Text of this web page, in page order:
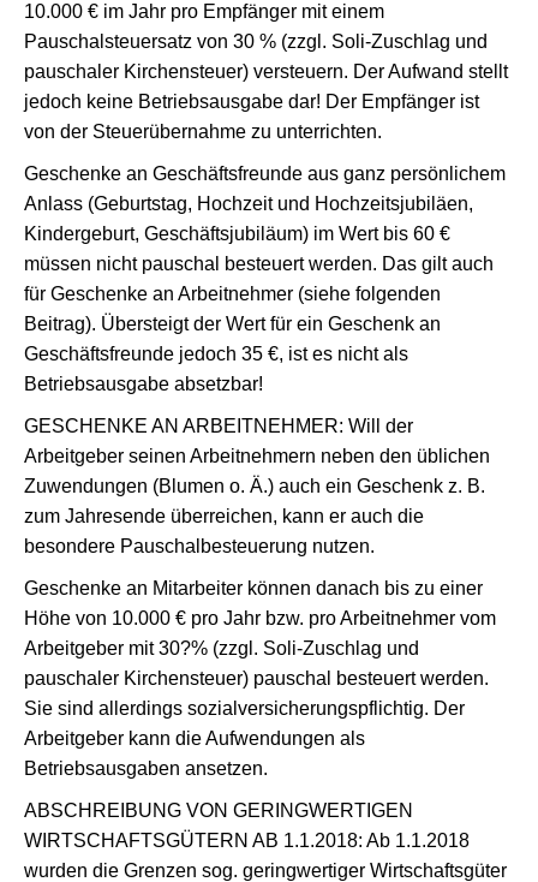
10.000 € im Jahr pro Empfänger mit einem
Pauschalsteuersatz von 30 % (zzgl. Soli-Zuschlag und
pauschaler Kirchensteuer) versteuern. Der Aufwand stellt
jedoch keine Betriebsausgabe dar! Der Empfänger ist
von der Steuerübernahme zu unterrichten.
Geschenke an Geschäftsfreunde aus ganz persönlichem
Anlass (Geburtstag, Hochzeit und Hochzeitsjubiläen,
Kindergeburt, Geschäftsjubiläum) im Wert bis 60 €
müssen nicht pauschal besteuert werden. Das gilt auch
für Geschenke an Arbeitnehmer (siehe folgenden
Beitrag). Übersteigt der Wert für ein Geschenk an
Geschäftsfreunde jedoch 35 €, ist es nicht als
Betriebsausgabe absetzbar!
GESCHENKE AN ARBEITNEHMER: Will der
Arbeitgeber seinen Arbeitnehmern neben den üblichen
Zuwendungen (Blumen o. Ä.) auch ein Geschenk z. B.
zum Jahresende überreichen, kann er auch die
besondere Pauschalbesteuerung nutzen.
Geschenke an Mitarbeiter können danach bis zu einer
Höhe von 10.000 € pro Jahr bzw. pro Arbeitnehmer vom
Arbeitgeber mit 30?% (zzgl. Soli-Zuschlag und
pauschaler Kirchensteuer) pauschal besteuert werden.
Sie sind allerdings sozialversicherungspflichtig. Der
Arbeitgeber kann die Aufwendungen als
Betriebsausgaben ansetzen.
ABSCHREIBUNG VON GERINGWERTIGEN
WIRTSCHAFTSGÜTERN AB 1.1.2018: Ab 1.1.2018
wurden die Grenzen sog. geringwertiger Wirtschaftsgüter